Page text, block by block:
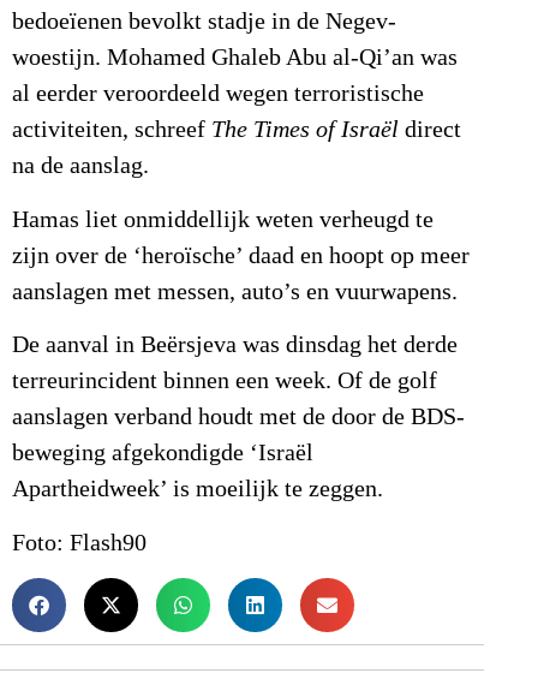
bedoeïenen bevolkt stadje in de Negev-
woestijn. Mohamed Ghaleb Abu al-Qi’an was
al eerder veroordeeld wegen terroristische
activiteiten, schreef The Times of Israël direct
na de aanslag.
Hamas liet onmiddellijk weten verheugd te
zijn over de ‘heroïsche’ daad en hoopt op meer
aanslagen met messen, auto’s en vuurwapens.
De aanval in Beërsjeva was dinsdag het derde
terreurincident binnen een week. Of de golf
aanslagen verband houdt met de door de BDS-
beweging afgekondigde ‘Israël
Apartheidweek’ is moeilijk te zeggen.
Foto: Flash90